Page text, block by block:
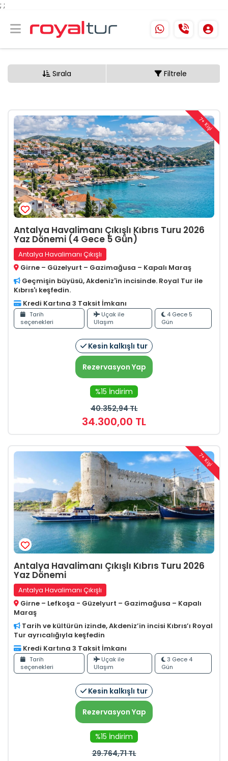
; ;
Sırala Filtrele
7+ Kişi
Antalya Havalimanı Çıkışlı Kıbrıs Turu 2026
Yaz Dönemi (4 Gece 5 Gün)
Antalya Havalimanı Çıkışlı
Girne – Güzelyurt – Gazimağusa – Kapalı Maraş
Geçmişin büyüsü, Akdeniz'in incisinde. Royal Tur ile
Kıbrıs'ı keşfedin.
Kredi Kartına 3 Taksit İmkanı
Tarih
seçenekleri
Uçak ile
Ulaşım
4 Gece 5
Gün
Kesin kalkışlı tur
Rezervasyon Yap
%15 İndirim
40.352,94TL
34.300,00 TL
7+ Kişi
Antalya Havalimanı Çıkışlı Kıbrıs Turu 2026
Yaz Dönemi
Antalya Havalimanı Çıkışlı
Girne – Lefkoşa - Güzelyurt – Gazimağusa – Kapalı
Maraş
Tarih ve kültürün izinde, Akdeniz’in incisi Kıbrıs’ı Royal
Tur ayrıcalığıyla keşfedin
Kredi Kartına 3 Taksit İmkanı
Tarih
seçenekleri
Uçak ile
Ulaşım
3 Gece 4
Gün
Kesin kalkışlı tur
Rezervasyon Yap
%15 İndirim
29.764,71TL